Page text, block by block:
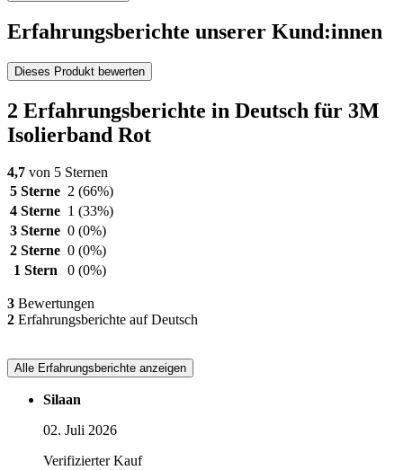
Erfahrungsberichte unserer Kund:innen
Dieses Produkt bewerten
2 Erfahrungsberichte in Deutsch für 3M
Isolierband Rot
4,7 von 5 Sternen
5 Sterne 2 (66%)
4 Sterne 1 (33%)
3 Sterne 0 (0%)
2 Sterne 0 (0%)
1 Stern
0 (0%)
3 Bewertungen
2 Erfahrungsberichte auf Deutsch
Alle Erfahrungsberichte anzeigen
Silaan
02. Juli 2026
Verifizierter Kauf